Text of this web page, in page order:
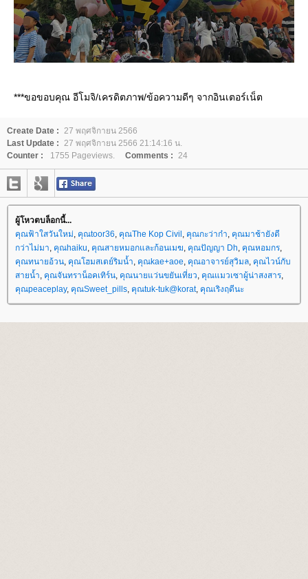
***ขอขอบคุณ อีโมจิ/เครดิตภาพ/ข้อความดีๆ จากอินเตอร์เน็ต
Create Date : 27 พฤศจิกายน 2566
Last Update : 27 พฤศจิกายน 2566 21:14:16 น.
Counter :
1755 Pageviews. Comments : 24
ผู้โหวตบล็อกนี้...
คุณฟ้าใสวันใหม่, คุณtoor36, คุณThe Kop Civil , คุณกะว่าก๋า, คุณมาช้ายังดี
กว่าไม่มา, คุณhaiku, คุณสายหมอกและก้อนเมฆ, คุณปัญญา Dh, คุณหอมกร,
คุณทนายอ้วน, คุณโฮมสเตย์ริมน้ำ, คุณkae+aoe, คุณอาจารย์สุวิมล, คุณไวน์กับ
สายน้ำ, คุณจันทราน็อคเทิร์น, คุณนายแว่นขยันเที่ยว, คุณแมวเซาผู้น่าสงสาร,
คุณpeaceplay, คุณSweet_pills, คุณtuk-tuk@korat, คุณเริงฤดีนะ